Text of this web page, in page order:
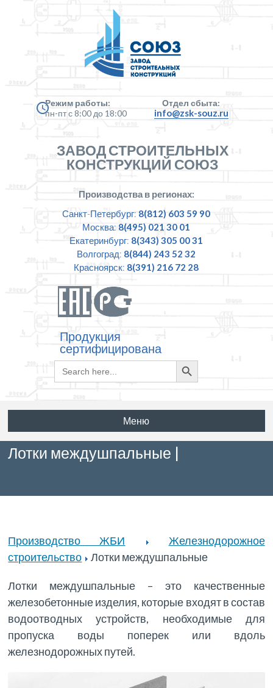
Режим работы:
пн-пт с 8:00 до 18:00
Отдел сбыта:
info@zsk-souz.ru
ЗАВОД СТРОИТЕЛЬНЫХ
КОНСТРУКЦИЙ СОЮЗ
Производства в регионах:
Санкт-Петербург: 8(812) 603 59 90
Москва: 8(495) 021 30 01
Екатеринбург: 8(343) 305 00 31
Волгоград: 8(844) 243 52 32
Красноярск: 8(391) 216 72 28
Продукция
сертифицирована
Search
for:
Search
Button
Меню
Лотки междушпальные |
Производство ЖБИ
Железнодорожное
строительство
Лотки междушпальные
Лотки междушпальные – это качественные
железобетонные изделия, которые входят в состав
водоотводных устройств, необходимые для
пропуска воды поперек или вдоль
железнодорожных путей.